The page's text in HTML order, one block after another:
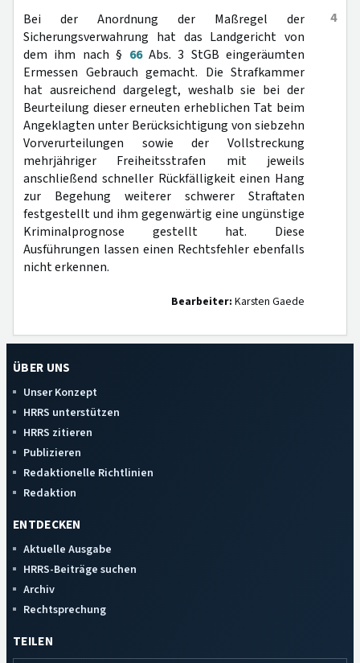
4
Bei der Anordnung der Maßregel der
Sicherungsverwahrung hat das Landgericht von
dem ihm nach § 66Abs. 3 StGB eingeräumten
Ermessen Gebrauch gemacht. Die Strafkammer
hat ausreichend dargelegt, weshalb sie bei der
Beurteilung dieser erneuten erheblichen Tat beim
Angeklagten unter Berücksichtigung von siebzehn
Vorverurteilungen sowie der Vollstreckung
mehrjähriger Freiheitsstrafen mit jeweils
anschließend schneller Rückfälligkeit einen Hang
zur Begehung weiterer schwerer Straftaten
festgestellt und ihm gegenwärtig eine ungünstige
Kriminalprognose gestellt hat. Diese
Ausführungen lassen einen Rechtsfehler ebenfalls
nicht erkennen.
Bearbeiter: Karsten Gaede
ÜBER UNS
Unser Konzept
HRRS unterstützen
HRRS zitieren
Publizieren
Redaktionelle Richtlinien
Redaktion
ENTDECKEN
Aktuelle Ausgabe
HRRS-Beiträge suchen
Archiv
Rechtsprechung
TEILEN